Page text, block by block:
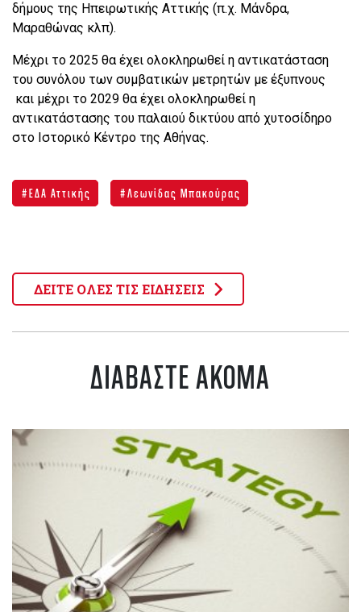
δήμους της Ηπειρωτικής Αττικής (π.χ. Μάνδρα,
Μαραθώνας κλπ).
Μέχρι το 2025 θα έχει ολοκληρωθεί η αντικατάσταση
του συνόλου των συμβατικών μετρητών με έξυπνους
και μέχρι το 2029 θα έχει ολοκληρωθεί η
αντικατάστασης του παλαιού δικτύου από χυτοσίδηρο
στο Ιστορικό Κέντρο της Αθήνας.
ΕΔΑ Αττικής Λεωνίδας Μπακούρας
ΔΕΙΤΕ ΟΛΕΣ ΤΙΣ ΕΙΔΗΣΕΙΣ
ΔΙΑΒΑΣΤΕ ΑΚΟΜΑ